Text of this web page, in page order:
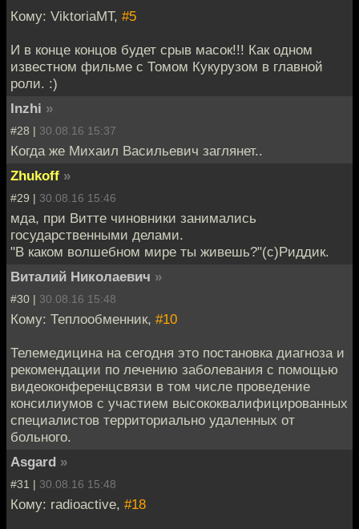
Кому: ViktoriaMT, #5
И в конце концов будет срыв масок!!! Как одном
известном фильме с Томом Кукурузом в главной
роли. :)
Inzhi »
#28 | 30.08.16 15:37
Когда же Михаил Васильевич заглянет..
Zhukoff »
#29 | 30.08.16 15:46
мда, при Витте чиновники занимались
государственными делами.
"В каком волшебном мире ты живешь?"(с)Риддик.
Виталий Николаевич »
#30 | 30.08.16 15:48
Кому: Теплообменник, #10
Телемедицина на сегодня это постановка диагноза и
рекомендации по лечению заболевания с помощью
видеоконференцсвязи в том числе проведение
консилиумов с участием высококвалифицированных
специалистов территориально удаленных от
больного.
Asgard »
#31 | 30.08.16 15:48
Кому: radioactive, #18